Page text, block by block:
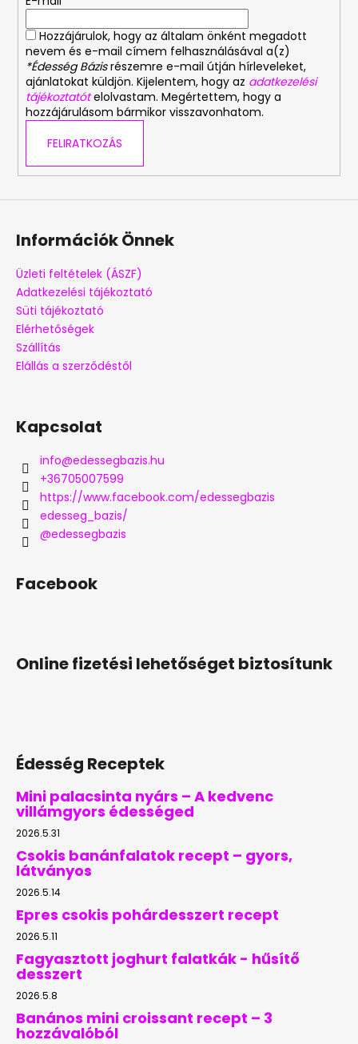
Hozzájárulok, hogy az általam önként megadott
nevem és e-mail címem felhasználásával a(z)
*Édesség Bázisrészemre e-mail útján hírleveleket,
ajánlatokat küldjön. Kijelentem, hogy az adatkezelési
tájékoztatót elolvastam. Megértettem, hogy a
hozzájárulásom bármikor visszavonhatom.
FELIRATKOZÁS
Információk Önnek
Üzleti feltételek (ÁSZF)
Adatkezelési tájékoztató
Süti tájékoztató
Elérhetőségek
Szállítás
Elállás a szerződéstől
Kapcsolat
info@edessegbazis.hu
+36705007599
https://www.facebook.com/edessegbazis
edesseg_bazis/
@edessegbazis
Facebook
Online fizetési lehetőséget biztosítunk
Édesség Receptek
Mini palacsinta nyárs – A kedvenc
villámgyors édességed
2026.5.31
Csokis banánfalatok recept – gyors,
látványos
2026.5.14
Epres csokis pohárdesszert recept
2026.5.11
Fagyasztott joghurt falatkák - hűsítő
desszert
2026.5.8
Banános mini croissant recept – 3
hozzávalóból